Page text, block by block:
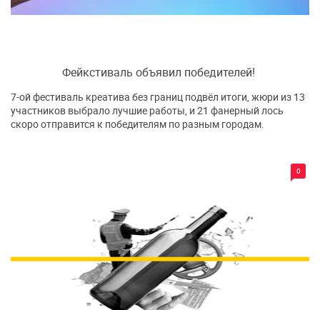
Фейкстиваль объявил победителей!
0
7-ой фестиваль креатива без границ подвёл итоги, жюри из 13
участников выбрало лучшие работы, и 21 фанерный лось
скоро отправится к победителям по разным городам.